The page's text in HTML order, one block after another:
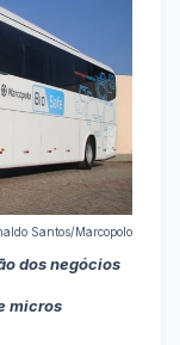
Santos/Marcopolo
dos negócios
micros